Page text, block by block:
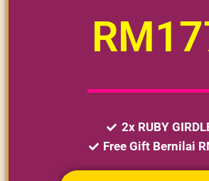
2x RUBY
Free Gift Bernilai